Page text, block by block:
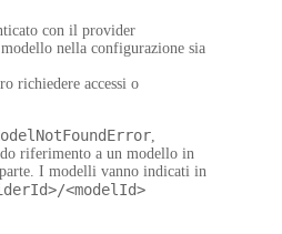
con il provider
nella configurazione sia
richiedere accessi o
riferimento a un modello in
I modelli vanno indicati in
<modelId>